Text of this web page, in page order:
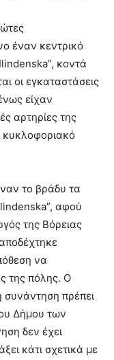
έναν κεντρικό
κοντά
οι εγκαταστάσεις
είχαν
αρτηρίες της
κυκλοφοριακό
το βράδυ τα
αφού
της Βόρειας
να
της πόλης. Ο
συνάντηση πρέπει
Δήμου των
δεν έχει
κάτι σχετικά με